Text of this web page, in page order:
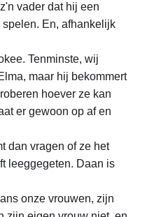
vader dat hij een
En, afhankelijk
Tenminste, wij
maar hij bekommert
hoever ze kan
er gewoon op af en
dan vragen of ze het
leeggegeten. Daan is
onze vrouwen, zijn